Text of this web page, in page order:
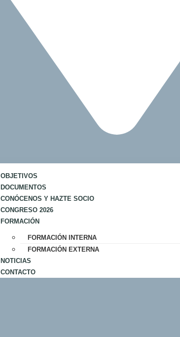
OBJETIVOS
DOCUMENTOS
CONÓCENOS Y HAZTE SOCIO
CONGRESO 2026
FORMACIÓN
FORMACIÓN INTERNA
FORMACIÓN EXTERNA
NOTICIAS
CONTACTO